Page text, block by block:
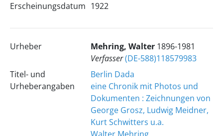
Erscheinungsdatum 1922
Urheber Mehring, Walter 1896-1981
Verfasser(DE-588)118579983
Titel- und
Urheberangaben
Berlin Dada
eine Chronik mit Photos und
Dokumenten : Zeichnungen von
George Grosz, Ludwig Meidner,
Kurt Schwitters u.a.